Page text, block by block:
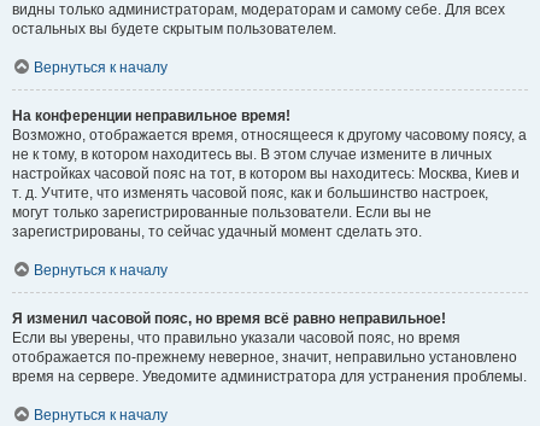
видны только администраторам, модераторам и самому себе. Для всех
остальных вы будете скрытым пользователем.
Вернуться к началу
На конференции неправильное время!
Возможно, отображается время, относящееся к другому часовому поясу, а
не к тому, в котором находитесь вы. В этом случае измените в личных
настройках часовой пояс на тот, в котором вы находитесь: Москва, Киев и
т. д. Учтите, что изменять часовой пояс, как и большинство настроек,
могут только зарегистрированные пользователи. Если вы не
зарегистрированы, то сейчас удачный момент сделать это.
Вернуться к началу
Я изменил часовой пояс, но время всё равно неправильное!
Если вы уверены, что правильно указали часовой пояс, но время
отображается по-прежнему неверное, значит, неправильно установлено
время на сервере. Уведомите администратора для устранения проблемы.
Вернуться к началу